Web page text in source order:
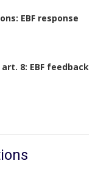
EBF response
8: EBF feedback